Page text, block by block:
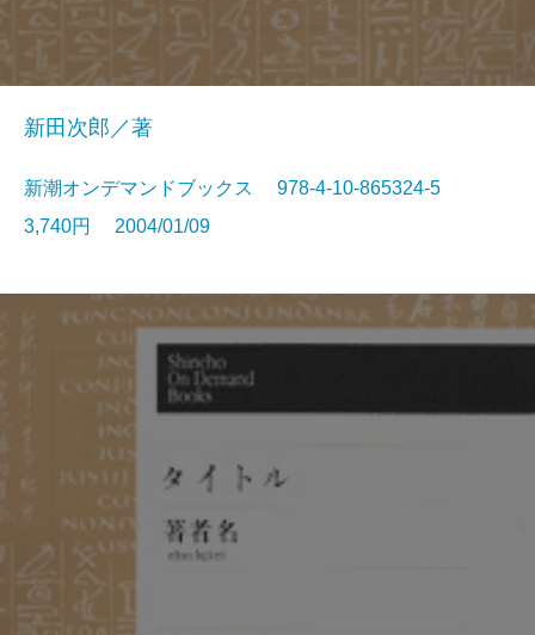
新田次郎／著
新潮オンデマンドブックス 978-4-10-865324-5
3,740円 2004/01/09